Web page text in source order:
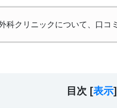
科クリニックについて、口コ
目次 [表示]